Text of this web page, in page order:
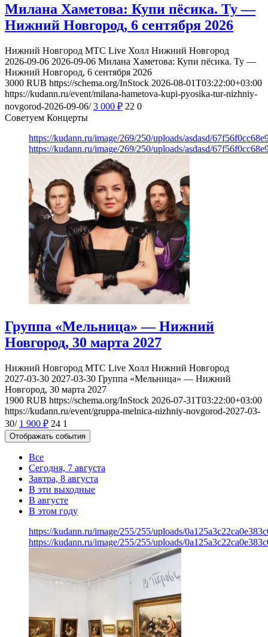
Милана Хаметова: Купи пёсика. Ту —
Нижний Новгород, 6 сентября 2026
Нижний Новгород МТС Live Холл Нижний Новгород
2026-09-06 2026-09-06 Милана Хаметова: Купи пёсика. Ту —
Нижний Новгород, 6 сентября 2026
3000 RUB https://schema.org/InStock 2026-08-01T03:22:00+03:00
https://kudann.ru/event/milana-hametova-kupi-pyosika-tur-nizhniy-
novgorod-2026-09-06/ 3 000 ₽ 22 0
Советуем Концерты
https://kudann.ru/image/269/250/uploads/asdasd/
https://kudann.ru/image/269/250/uploads/asdasd/
Группа «Мельница» — Нижний
Новгород, 30 марта 2027
Нижний Новгород МТС Live Холл Нижний Новгород
2027-03-30 2027-03-30 Группа «Мельница» — Нижний
Новгород, 30 марта 2027
1900 RUB https://schema.org/InStock 2026-07-31T03:22:00+03:00
https://kudann.ru/event/gruppa-melnica-nizhniy-novgorod-2027-03-
30/ 1 900 ₽ 24 1
Отображать события
Все
Сегодня, 7 августа
Завтра, 8 августа
В эти выходные
В августе
В этом году
https://kudann.ru/image/255/255/uploads/
https://kudann.ru/image/255/255/uploads/